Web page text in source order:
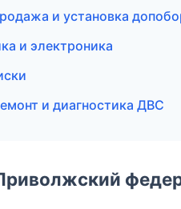
и установка
и электроника
и диагностика ДВС